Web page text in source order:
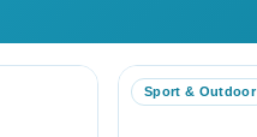
Sport & Outdoor